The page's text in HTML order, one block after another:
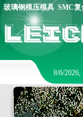
玻璃钢模压模具 SMC复
8/6/2026,